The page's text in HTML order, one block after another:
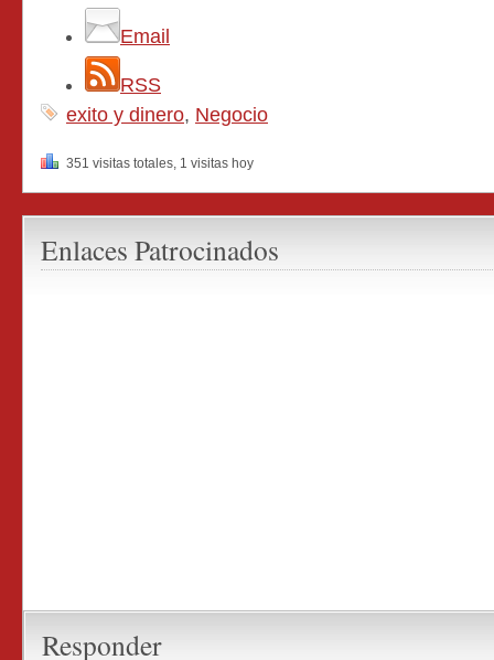
Email
RSS
exito y dinero, Negocio
351 visitas totales, 1 visitas hoy
Enlaces Patrocinados
Responder